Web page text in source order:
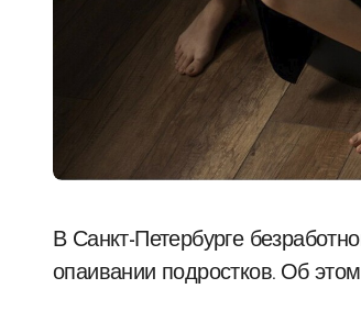
В Санкт-Петербурге безработного мужчину подозревают в попытке изнасилования и
опаивании подростков. Об